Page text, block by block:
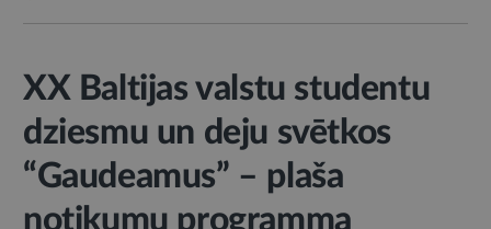
XX Baltijas valstu studentu
dziesmu un deju svētkos
“Gaudeamus” – plaša
notikumu programma